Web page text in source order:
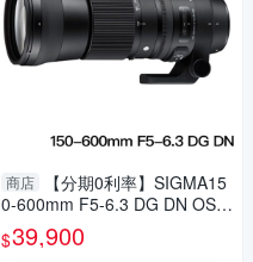
商店
【分期0利率】SIGMA15
0-600mm F5-6.3 DG DN OS S
ports 總代理公司貨 E-mount
飛羽 追星 棒球 必備
$39,900